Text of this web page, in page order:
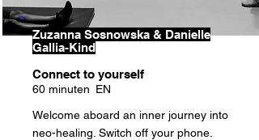
Zuzanna Sosnowska & Danielle
Gallia-Kind
60 minuten
Connect to yourself
EN
Welcome aboard an inner journey into
neo-healing. Switch off your phone.